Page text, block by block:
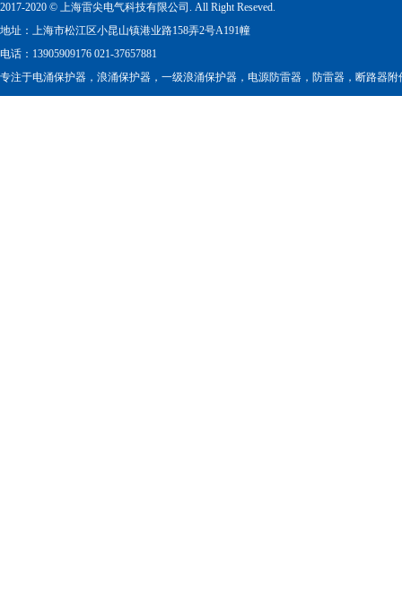
2017-2020 © 上海雷尖电气科技有限公司. All Right Reseved.
地址：上海市松江区小昆山镇港业路158弄2号A191幢
电话：13905909176 021-37657881
专注于电涌保护器 ， 浪涌保护器 ， 一级浪涌保护器 ， 电源防雷器 ， 防雷器 ， 断路器附